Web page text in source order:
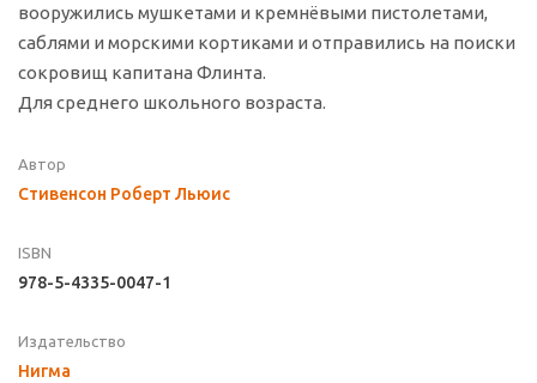
вооружились мушкетами и кремнёвыми пистолетами,
саблями и морскими кортиками и отправились на поиски
сокровищ капитана Флинта.
Для среднего школьного возраста.
Автор
Стивенсон Роберт Льюис
ISBN
978-5-4335-0047-1
Издательство
Нигма